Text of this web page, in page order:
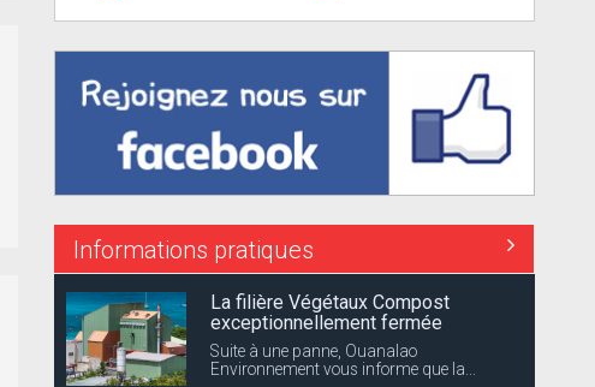
Informations pratiques
Coupures d’électricité annoncées
Dévé
EDF Archipel Guadeloupe informe sa
clientèle que la distribution d’énergie...